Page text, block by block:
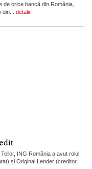
orice bancă din România,
detalii
ING România a avut rolul
și Original Lender (creditor